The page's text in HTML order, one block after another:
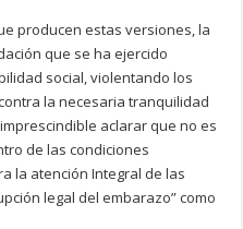
producen estas versiones, la
que se ha ejercido
social, violentando los
la necesaria tranquilidad
aclarar que no es
de las condiciones
la atención Integral de las
legal del embarazo” como